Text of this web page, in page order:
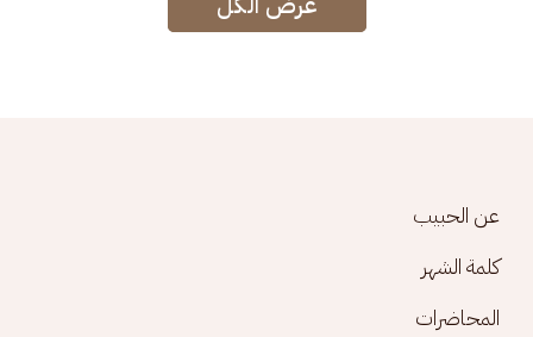
Footer menu
عن الحبيب
كلمة الشهر
المحاضرات